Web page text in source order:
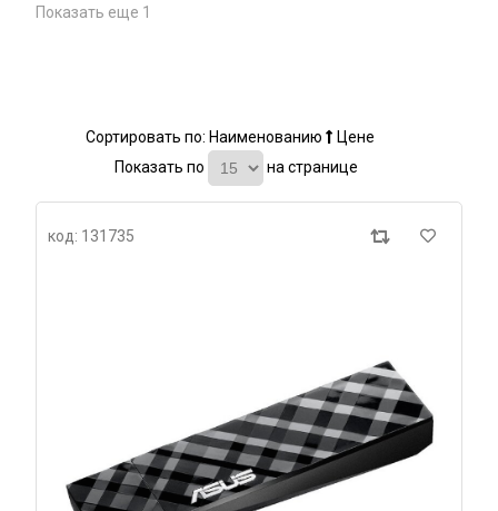
Показать еще 1
Сортировать по: Наименованию
Цене
Показать по
на странице
код: 131735